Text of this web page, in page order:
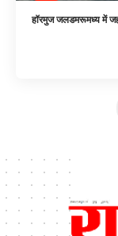
हॉरमुज जलडमरूमध्य में